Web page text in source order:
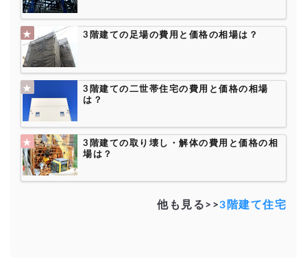
3階建ての足場の費用と価格の相場は？
3階建ての二世帯住宅の費用と価格の相場
は？
3階建ての取り壊し・解体の費用と価格の相
場は？
他も見る>>3階建て住宅